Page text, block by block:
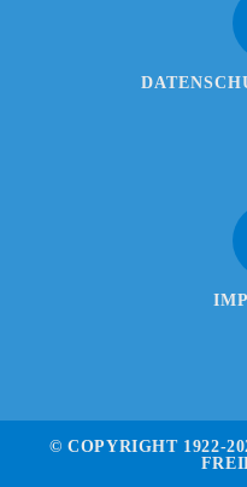
© COPYRIGHT 1922-